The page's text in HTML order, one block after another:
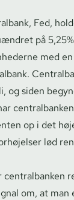
Fed,
på
med
og siden
op i det
lød
om, at man